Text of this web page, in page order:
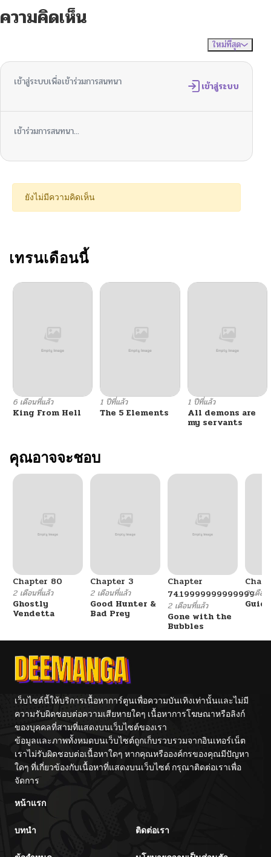
ตอนที่ 4
11/13/2024
ตอนที่ 2 11/13/2024
11/13/2024
ความคิดเห็น
ใหม่ที่สุด
เข้าสู่ระบบเพื่อเข้าร่วมการสนทนา เข้าสู่ระบบ
เข้าร่วมการสนทนา...
ยังไม่มีความคิดเห็น
เทรนเดือนนี้
6 เดือนที่แล้ว
King From Hell
1 ปีที่แล้ว
The 5 Elements
1 ปีที่แล้ว
All demons are
my servants
คุณอาจจะชอบ
Chapter 80
2 เดือนที่แล้ว
Ghostly
Vendetta
Chapter 3
2 เดือนที่แล้ว
Good Hunter &
Bad Prey
Chapter
74.19999999999999
2 เดือนที่แล้ว
Gone with the
Bubbles
2 เดือน
เว็บไซต์นี้ให้บริการเนื้อหาการ์ตูนเพื่อความบันเทิงเท่านั้นและไม่มี
ความรับผิดชอบต่อความเสียหายใดๆ เนื้อหาการโฆษณาหรือลิงก์
ของบุคคลที่สามที่แสดงบนเว็บไซต์ของเรา
ข้อมูลและภาพทั้งหมดบนเว็บไซต์ถูกเก็บรวบรวมจากอินเทอร์เน็ต
เราไม่รับผิดชอบต่อเนื้อหาใดๆ หากคุณหรือองค์กรของคุณมีปัญหา
ใดๆ ที่เกี่ยวข้องกับเนื้อหาที่แสดงบนเว็บไซต์ กรุณาติดต่อเราเพื่อ
จัดการ
หน้าแรก
บทนำ ติดต่อเรา